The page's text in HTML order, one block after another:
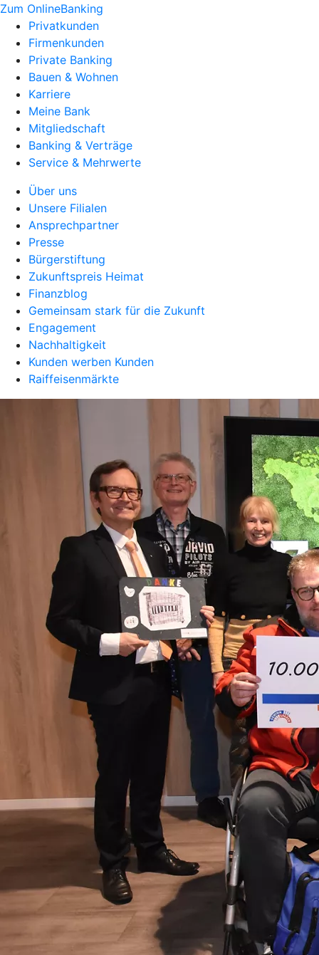
Zum OnlineBanking
Privatkunden
Firmenkunden
Private Banking
Bauen & Wohnen
Karriere
Meine Bank
Mitgliedschaft
Banking & Verträge
Service & Mehrwerte
Über uns
Unsere Filialen
Ansprechpartner
Presse
Bürgerstiftung
Zukunftspreis Heimat
Finanzblog
Gemeinsam stark für die Zukunft
Engagement
Nachhaltigkeit
Kunden werben Kunden
Raiffeisenmärkte